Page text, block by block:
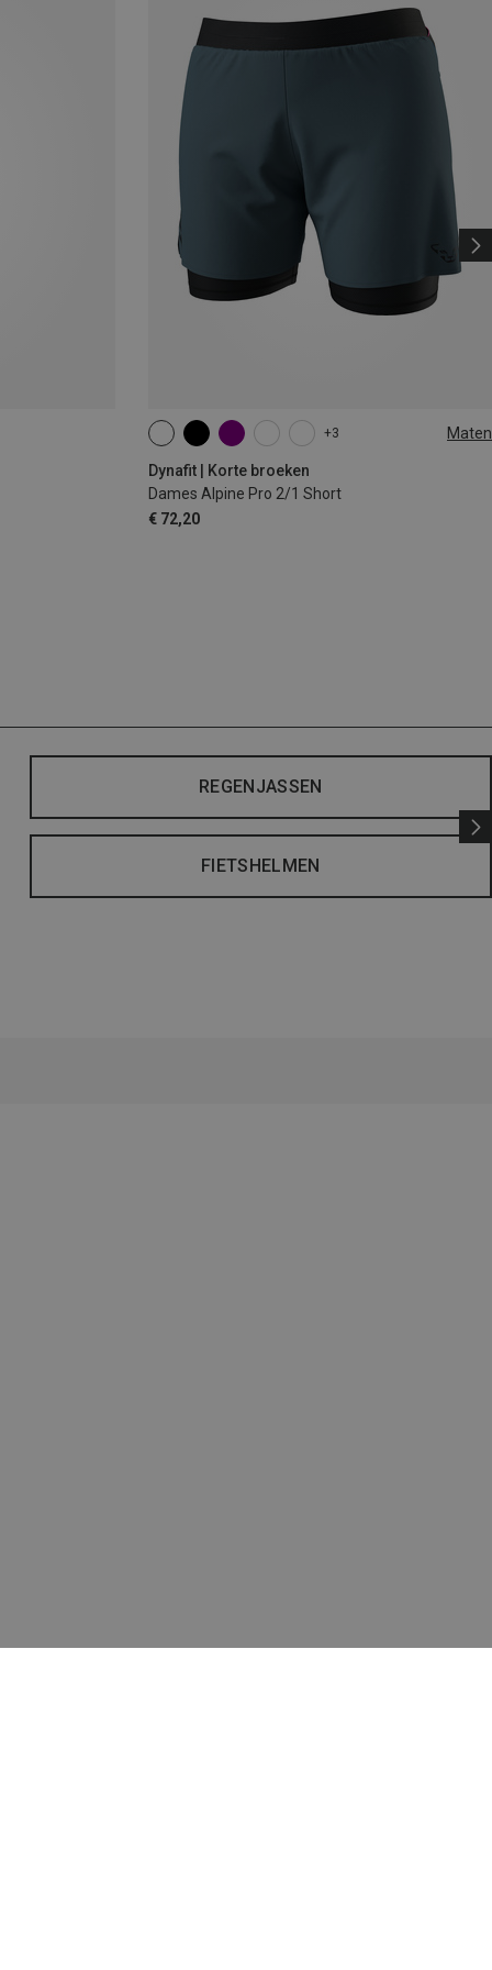
+3 Maten
Dynafit | Korte broeken
Dames Alpine Pro 2/1 Short
€ 72,20
XS S M XL
REGENJASSEN
FIETSHELMEN